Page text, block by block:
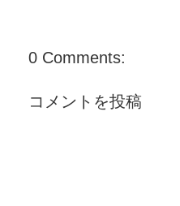
0 Comments:
コメントを投稿